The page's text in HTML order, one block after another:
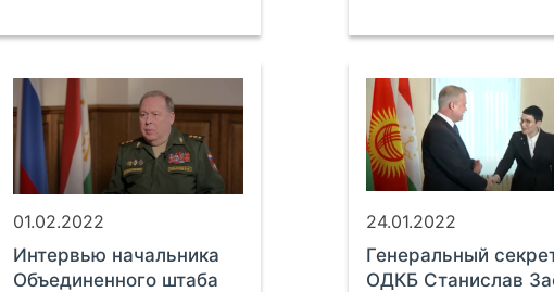
01.02.2022
Интервью начальника
Объединенного штаба
24.01.2022
Генеральный
ОДКБ Станислав